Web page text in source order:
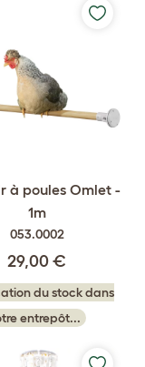
à poules Omlet -
1m
053.0002
29,00 €
du stock dans
entrepôt...